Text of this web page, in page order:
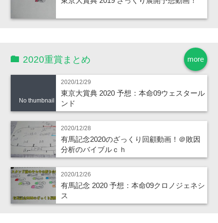
more
2020重賞まとめ
No thumbnail
2020/12/29
東京大賞典 2020 予想：本命09ウェスタール
ンド
2020/12/28
有馬記念2020のざっくり回顧動画！＠敗因
分析のバイブルｃｈ
2020/12/26
有馬記念 2020 予想：本命09クロノジェネシ
ス